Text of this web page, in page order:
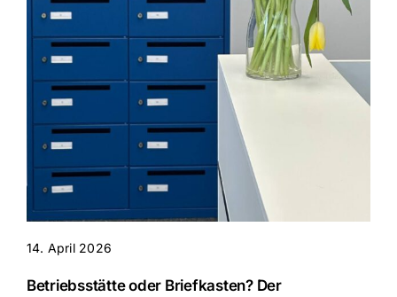
14. April 2026
Betriebsstätte oder Briefkasten? Der